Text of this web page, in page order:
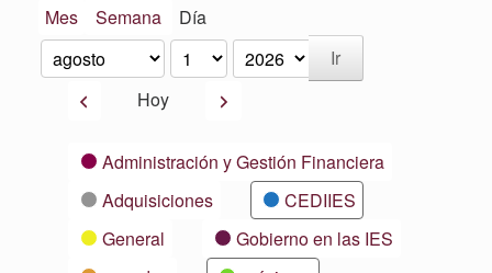
Mes Semana Día
Mes
Día
Año
AnteriorHoy Siguiente
CategoríasAdministración y Gestión Financiera
Adquisiciones
CEDIIES
General
Gobierno en las IES